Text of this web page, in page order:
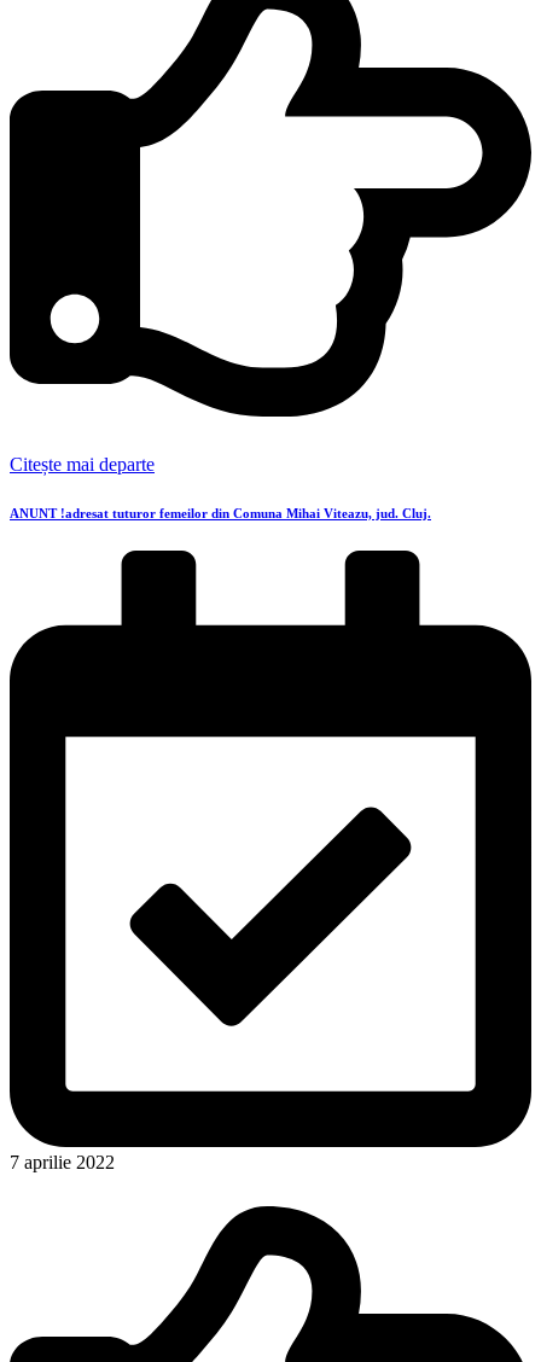
Citește mai departe
ANUNT !adresat tuturor femeilor din Comuna Mihai Viteazu, jud. Cluj.
7 aprilie 2022